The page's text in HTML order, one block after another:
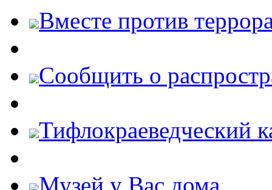
Вместе против
Cообщить о
Тифлокраеведческий
Музей у Вас дома